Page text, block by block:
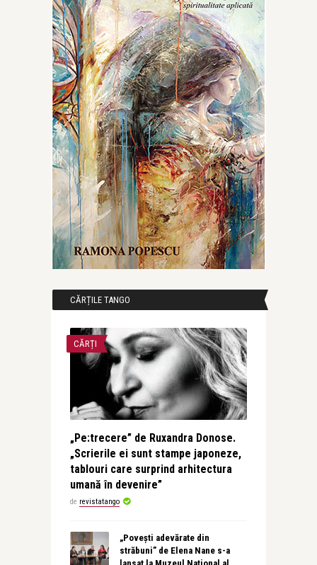
CĂRȚILE TANGO
CĂRȚI
„Pe:trecere” de Ruxandra Donose.
„Scrierile ei sunt stampe japoneze,
tablouri care surprind arhitectura
umană în devenire”
de revistatango
„Povești adevărate din
străbuni” de Elena Nane s-a